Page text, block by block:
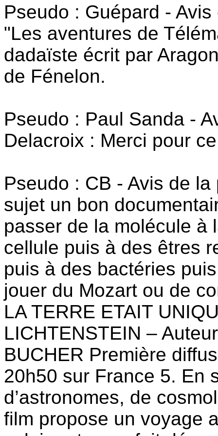
Pseudo : Guépard -
"Les aventures de
dadaïste écrit par
de Fénelon.
Pseudo : Paul Sanda -
Delacroix : Merci pour
Pseudo : CB - Avis de
sujet un bon
passer de la molécule à
cellule puis à des êtres
puis à des bactéries
jouer du Mozart ou de
LA TERRE ETAIT
LICHTENSTEIN –
BUCHER Première
20h50 sur France 5. En
d’astronomes, de
film propose un voyage